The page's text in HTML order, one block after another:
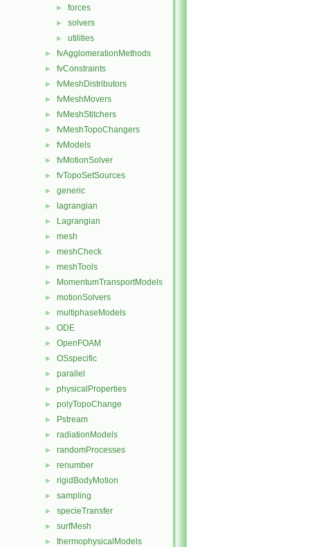
► forces
► solvers
► utilities
► fvAgglomerationMethods
► fvConstraints
► fvMeshDistributors
► fvMeshMovers
► fvMeshStitchers
► fvMeshTopoChangers
► fvModels
► fvMotionSolver
► fvTopoSetSources
► generic
► lagrangian
► Lagrangian
► mesh
► meshCheck
► meshTools
► MomentumTransportModels
► motionSolvers
► multiphaseModels
► ODE
► OpenFOAM
► OSspecific
► parallel
► physicalProperties
► polyTopoChange
► Pstream
► radiationModels
► randomProcesses
► renumber
► rigidBodyMotion
► sampling
► specieTransfer
► surfMesh
► thermophysicalModels